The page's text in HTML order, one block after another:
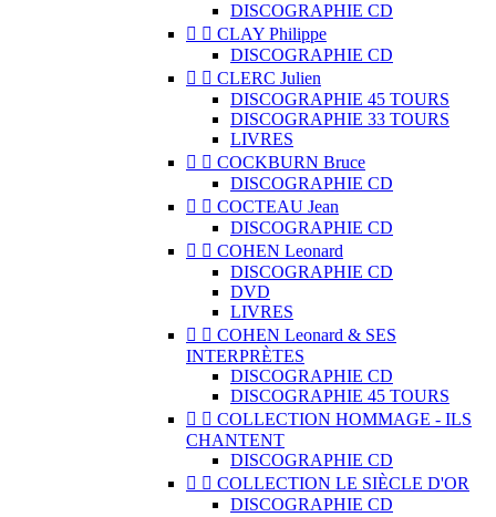
DISCOGRAPHIE CD
  CLAY Philippe
DISCOGRAPHIE CD
  CLERC Julien
DISCOGRAPHIE 45 TOURS
DISCOGRAPHIE 33 TOURS
LIVRES
  COCKBURN Bruce
DISCOGRAPHIE CD
  COCTEAU Jean
DISCOGRAPHIE CD
  COHEN Leonard
DISCOGRAPHIE CD
DVD
LIVRES
  COHEN Leonard & SES
INTERPRÈTES
DISCOGRAPHIE CD
DISCOGRAPHIE 45 TOURS
  COLLECTION HOMMAGE - ILS
CHANTENT
DISCOGRAPHIE CD
  COLLECTION LE SIÈCLE D'OR
DISCOGRAPHIE CD